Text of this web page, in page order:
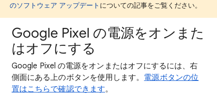
のソフトウェア アップデート についての記事をご覧ください。
Google Pixel の電源をオンまた
はオフにする
Google Pixel の電源をオンまたはオフにするには、右
側面にある上のボタンを使用します。 電源ボタンの位
置はこちらで確認できます。